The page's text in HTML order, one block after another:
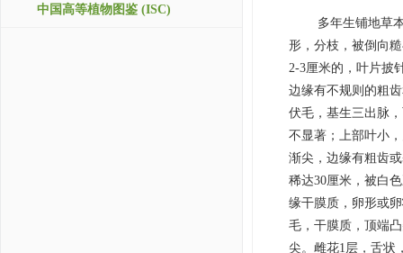
中国高等植物图鉴 (ISC)
多年生铺地草
形，分枝，被倒向
2-3厘米的，叶片披
边缘有不规则的粗
伏毛，基生三出脉
不显著；上部叶小
渐尖，边缘有粗齿
稀达30厘米，被白
缘干膜质，卵形或
毛，干膜质，顶端
尖。雌花1层，舌状